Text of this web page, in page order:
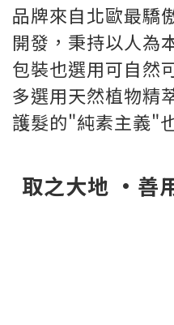
品牌來自北歐最驕
開發，秉持以人為
包裝也選用可自然
多選用天然植物精
護髮的"純素主義"
取之大地 •善